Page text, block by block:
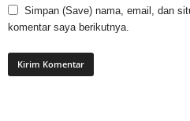
Simpan (Save) nama, email, dan
komentar saya berikutnya.